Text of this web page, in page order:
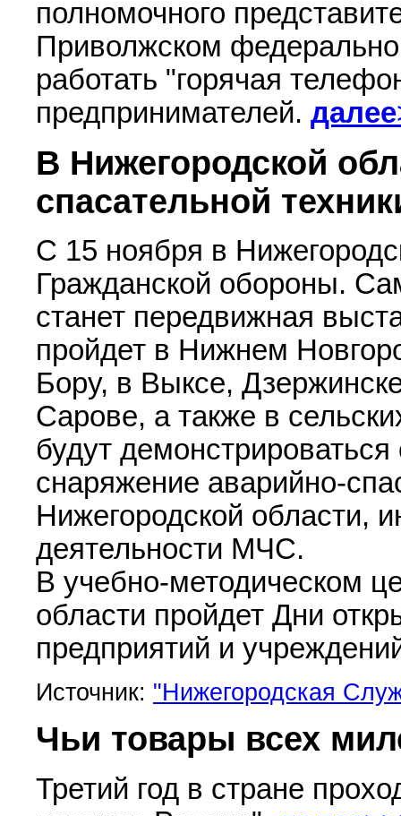
полномочного
Приволжском
работать "горячая
предпринимателей. далее
В Нижегородской
спасательной
С 15 ноября в
Гражданской обороны.
станет передвижная
пройдет в Нижнем
Бору, в Выксе,
Сарове, а также в
будут
снаряжение аварийно-
Нижегородской области,
деятельности МЧС.
В учебно-методическом
области пройдет Дни
предприятий и
Источник: "Нижегородская
Чьи товары всех
Третий год в стране